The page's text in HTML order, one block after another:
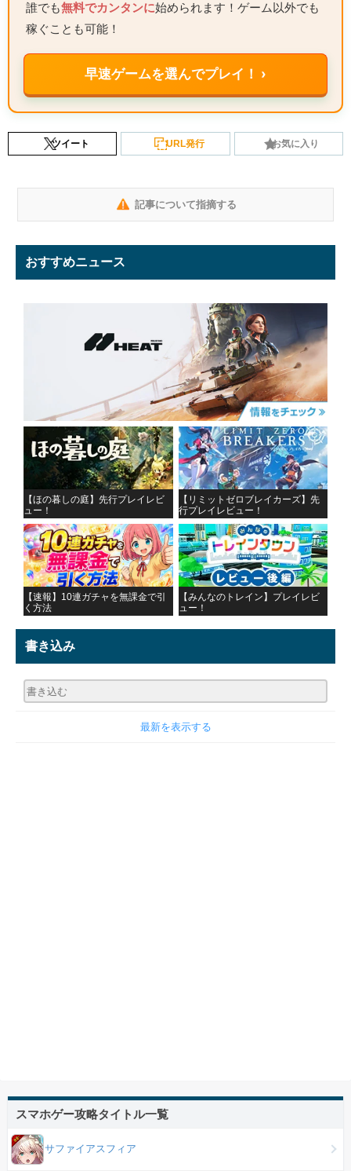
誰でも無料でカンタンに始められます！ゲーム以外でも
稼ぐことも可能！
早速ゲームを選んでプレイ！ ›
ツイート URL発行 お気に入り
記事について指摘する
おすすめニュース
【ほの暮しの庭】先行プレイレビ
ュー！
【リミットゼロブレイカーズ】先
行プレイレビュー！
【速報】10連ガチャを無課金で引
く方法
【みんなのトレイン】プレイレビ
ュー！
書き込み
最新を表示する
スマホゲー攻略タイトル一覧
サファイアスフィア